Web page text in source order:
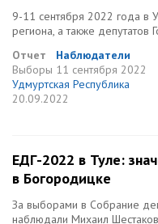
9-11 сентября 2022 года в
региона, а также депутатов
Отчет
Наблюдатели
Выборы 11 сентября 2022
Удмуртская Республика
20.09.2022
ЕДГ-2022 в Туле:
в Богородицке
За выборами в Собрание
наблюдали Михаил